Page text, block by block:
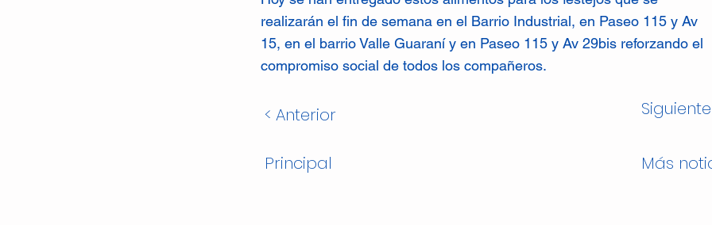
realizarán el fin de semana en el Barrio Industrial, en Paseo 115 y Av
15, en el barrio Valle Guaraní y en Paseo 115 y Av 29bis reforzando el
compromiso social de todos los compañeros.
< Anterior
Principal
Siguiente
Más